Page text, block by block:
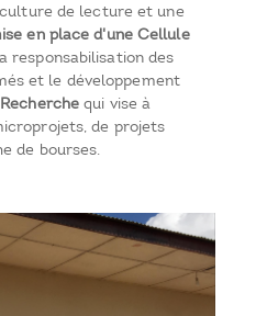
de lecture et une
en place d'une Cellule
responsabilisation des
et le développement
qui vise à
de projets
de bourses.